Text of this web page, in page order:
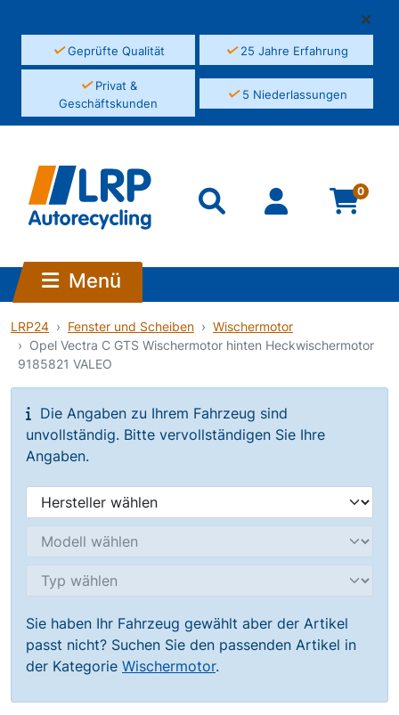
✓Geprüfte Qualität ✓25 Jahre Erfahrung
✓Privat &
Geschäftskunden
✓5 Niederlassungen
0
Menü
LRP24 Fenster und Scheiben
Wischermotor
Opel Vectra C GTS Wischermotor hinten Heckwischermotor
9185821 VALEO
Die Angaben zu Ihrem Fahrzeug sind
unvollständig. Bitte vervollständigen Sie Ihre
Angaben.
Sie haben Ihr Fahrzeug gewählt aber der Artikel
passt nicht? Suchen Sie den passenden Artikel in
der Kategorie Wischermotor.